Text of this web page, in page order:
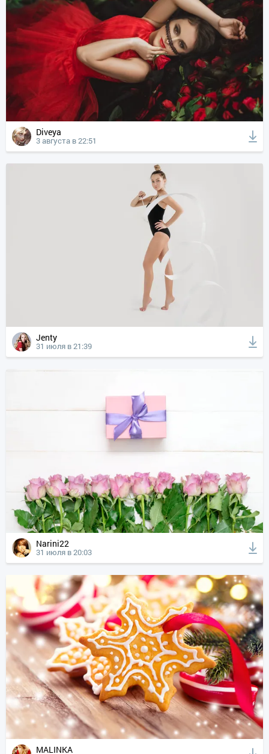
Diveya
3 августа в 22:51
Jenty
31 июля в 21:39
Narini22
31 июля в 20:03
MALINKA